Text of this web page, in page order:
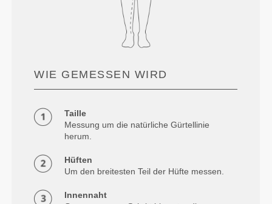
WIE GEMESSEN WIRD
Taille
Messung um die natürliche Gürtellinie
herum.
Hüften
Um den breitesten Teil der Hüfte messen.
Innennaht